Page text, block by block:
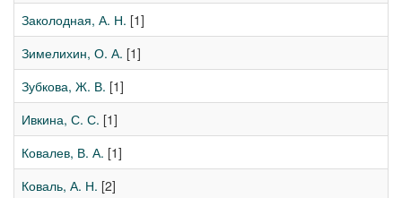
Заколодная, А. Н. [1]
Зимелихин, О. А. [1]
Зубкова, Ж. В. [1]
Ивкина, С. С. [1]
Ковалев, В. А. [1]
Коваль, А. Н. [2]